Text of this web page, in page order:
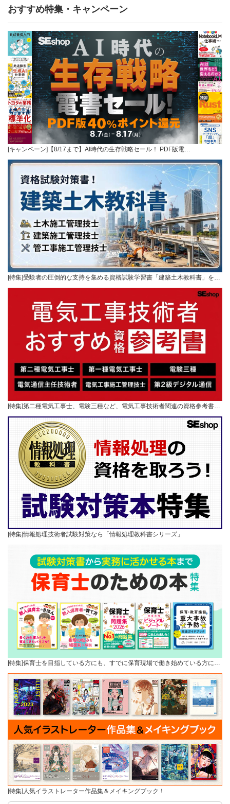
おすすめ特集・キャンペーン
[キャンペーン]【8/17まで】AI時代の生存戦略セール！ PDF版電…
[特集]受験者の圧倒的な支持を集める資格試験学習書「建築土木教科書」を…
[特集]第二種電気工事士、電験三種など、電気工事技術者関連の資格参考書…
[特集]情報処理技術者試験対策なら「情報処理教科書シリーズ」
[特集]保育士を目指している方にも、すでに保育現場で働き始めている方に…
[特集]人気イラストレーター作品集＆メイキングブック！